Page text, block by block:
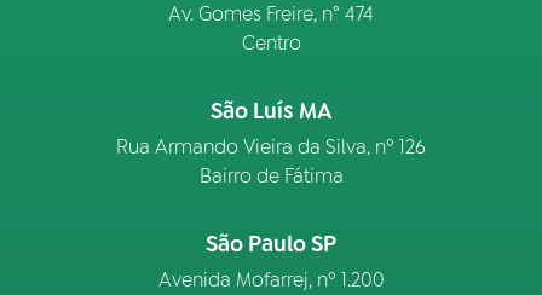
Av. Gomes Freire, n° 474
Centro
São Luís MA
Rua Armando Vieira da Silva, nº 126
Bairro de Fátima
São Paulo SP
Avenida Mofarrej, nº 1.200